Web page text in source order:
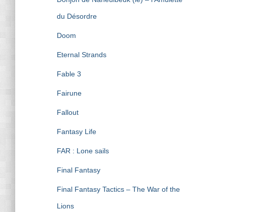
du Désordre
Doom
Eternal Strands
Fable 3
Fairune
Fallout
Fantasy Life
FAR : Lone sails
Final Fantasy
Final Fantasy Tactics – The War of the
Lions